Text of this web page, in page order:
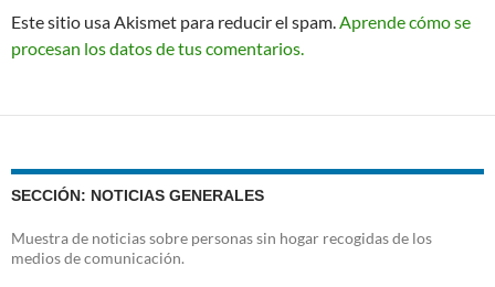
Este sitio usa Akismet para reducir el spam.Aprende cómo se
procesan los datos de tus comentarios.
SECCIÓN: NOTICIAS GENERALES
Muestra de noticias sobre personas sin hogar recogidas de los
medios de comunicación.